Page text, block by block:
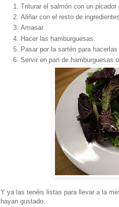
Triturar el salmón con un
Aliñar con el resto de
Amasar.
Hacer las hamburguesas.
Pasar por la sartén para
Servir en pan de hamburguesas
Y ya las tenéis listas para llevar a la
hayan gustado.